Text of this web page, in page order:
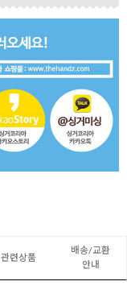
관련상품
배송/교환
안내